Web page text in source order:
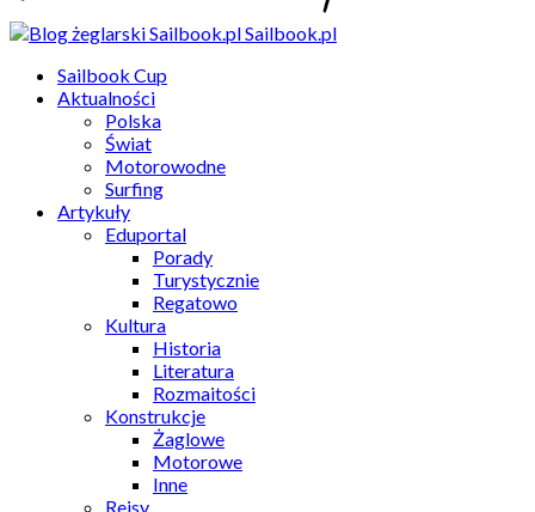
Sailbook.pl
Sailbook Cup
Aktualności
Polska
Świat
Motorowodne
Surfing
Artykuły
Eduportal
Porady
Turystycznie
Regatowo
Kultura
Historia
Literatura
Rozmaitości
Konstrukcje
Żaglowe
Motorowe
Inne
Rejsy